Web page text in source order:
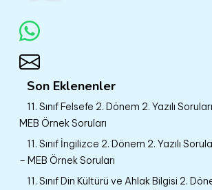
Son Eklenenler
11. Sınıf Felsefe 2. Dönem 2. Yazılı
MEB Örnek Soruları
11. Sınıf İngilizce 2. Dönem 2. Yazılı
– MEB Örnek Soruları
11. Sınıf Din Kültürü ve Ahlak Bilgisi 2.